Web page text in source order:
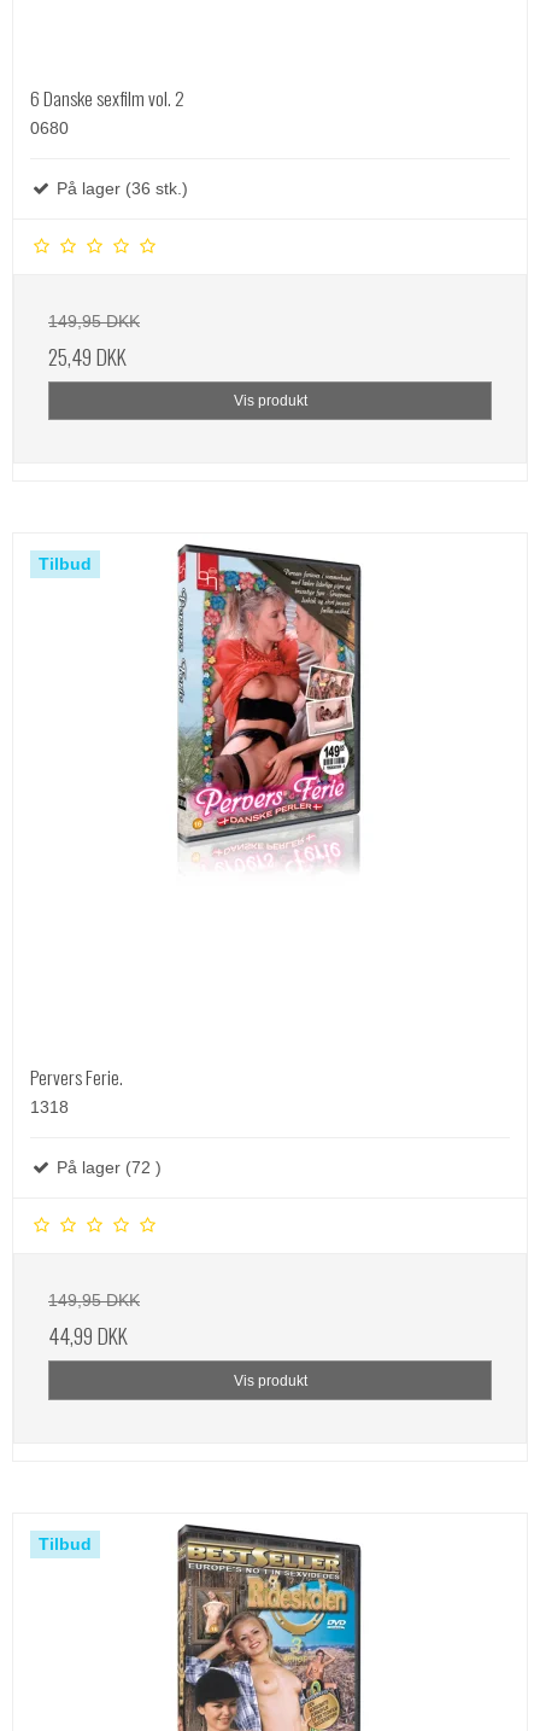
6 Danske sexfilm vol. 2
0680
På lager (36 stk.)
149,95 DKK
25,49 DKK
Vis produkt
Tilbud
Pervers Ferie.
1318
På lager (72 )
149,95 DKK
44,99 DKK
Vis produkt
Tilbud